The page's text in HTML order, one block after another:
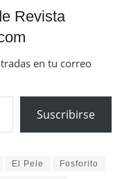
Revista
en tu correo
Suscribirse
El Pele Fosforito